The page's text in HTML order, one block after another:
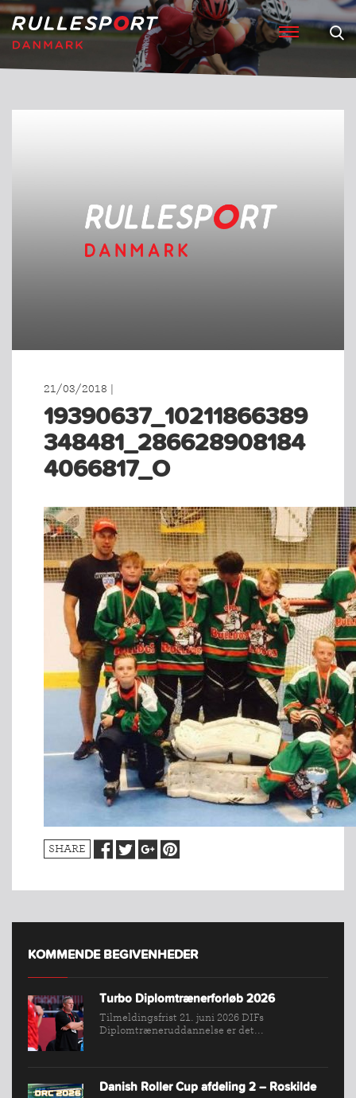
NYHEDER
FIND
KLUB
FORBUNDET
21/03/2018 |
19390637_10211866389
348481_286628908184
4066817_O
SHARE
KOMMENDE BEGIVENHEDER
Turbo Diplomtrænerforløb 2026
Tilmeldingsfrist 21. juni 2026 DIFs
Diplomtræneruddannelse er det...
Danish Roller Cup afdeling 2 – Roskilde